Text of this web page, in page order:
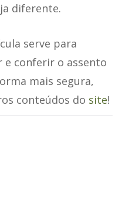
diferente.
serve para
e conferir o assento
mais segura,
conteúdos do site!